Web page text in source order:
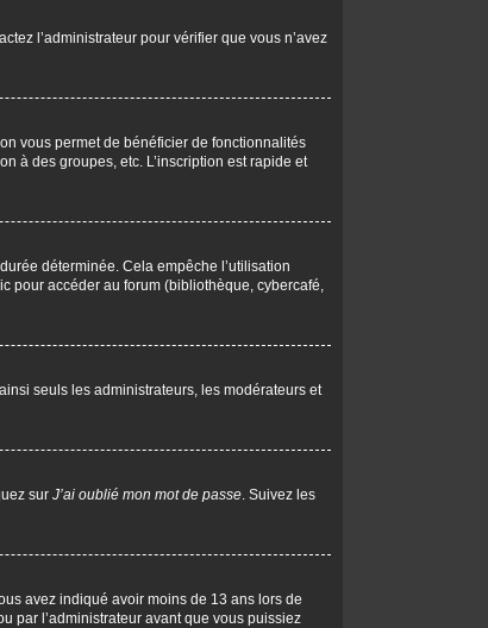
l’administrateur pour vérifier que vous n’avez
vous permet de bénéficier de fonctionnalités
à des groupes, etc. L’inscription est rapide et
déterminée. Cela empêche l’utilisation
pour accéder au forum (bibliothèque, cybercafé,
ainsi seuls les administrateurs, les modérateurs et
sur J’ai oublié mon mot de passe. Suivez les
avez indiqué avoir moins de 13 ans lors de
par l’administrateur avant que vous puissiez